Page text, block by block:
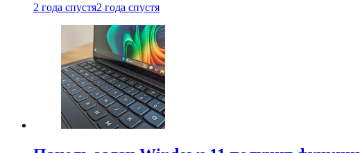
2 года спустя2 года спустя